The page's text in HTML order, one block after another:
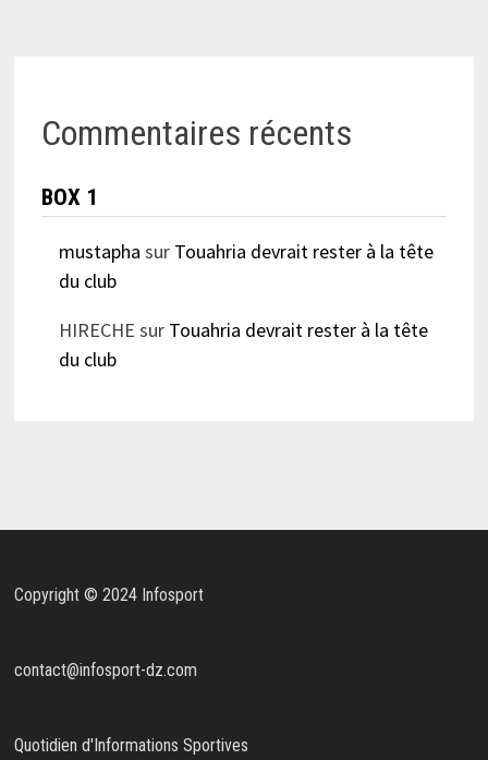
Commentaires récents
BOX 1
mustapha sur Touahria devrait rester à la tête
du club
HIRECHE sur Touahria devrait rester à la tête
du club
Copyright © 2024 Infosport
contact@infosport-dz.com
Quotidien d'Informations Sportives